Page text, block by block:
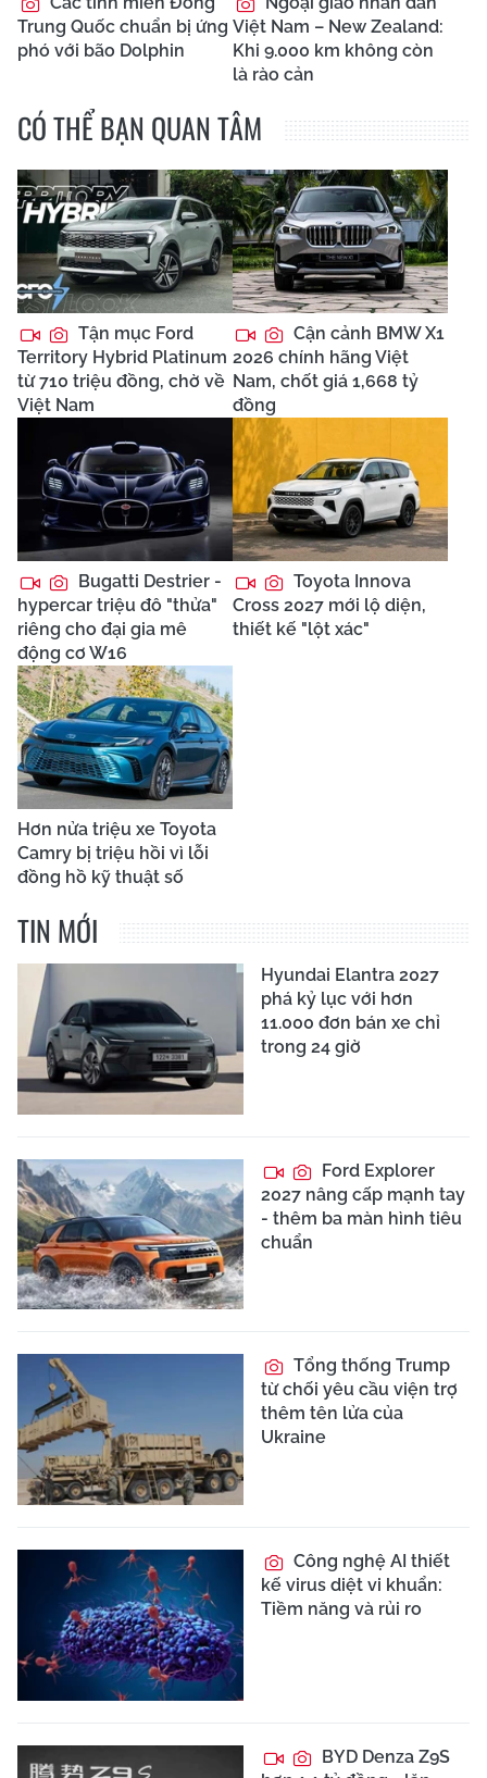
Trung Quốc chuẩn bị ứng
phó với bão Dolphin
Việt Nam – New Zealand:
Khi 9.000 km không còn
là rào cản
CÓ THỂ BẠN QUAN TÂM
Tận mục Ford
Territory Hybrid Platinum
từ 710 triệu đồng, chờ về
Việt Nam
Cận cảnh BMW X1
2026 chính hãng Việt
Nam, chốt giá 1,668 tỷ
đồng
Bugatti Destrier -
hypercar triệu đô "thửa"
riêng cho đại gia mê
động cơ W16
Toyota Innova
Cross 2027 mới lộ diện,
thiết kế "lột xác"
Hơn nửa triệu xe Toyota
Camry bị triệu hồi vì lỗi
đồng hồ kỹ thuật số
TIN MỚI
Hyundai Elantra 2027
phá kỷ lục với hơn
11.000 đơn bán xe chỉ
trong 24 giờ
Ford Explorer
2027 nâng cấp mạnh tay
- thêm ba màn hình tiêu
chuẩn
Tổng thống Trump
từ chối yêu cầu viện trợ
thêm tên lửa của
Ukraine
Công nghệ AI thiết
kế virus diệt vi khuẩn:
Tiềm năng và rủi ro
BYD Denza Z9S